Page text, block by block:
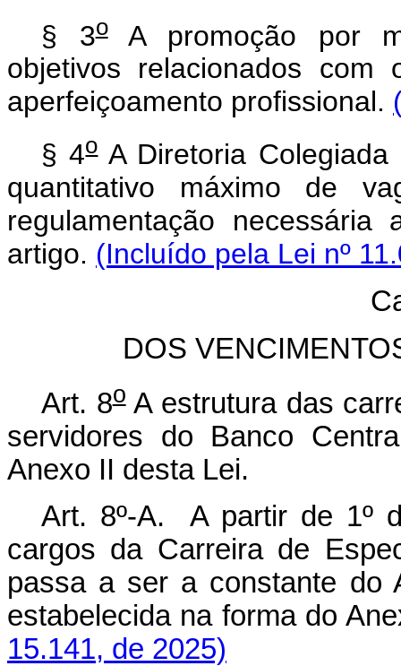
§ 3oA promoção por
objetivos relacionados
aperfeiçoamento profissional.
§ 4oA Diretoria
quantitativo máximo de
regulamentação
artigo. (Incluído pela Lei nº
DOS
Art. 8oA estrutura das
servidores do Banco
Anexo II desta Lei.
Art. 8º-A. A partir de 1º
cargos da Carreira de
passa a ser a constante do
estabelecida na forma do
15.141, de 2025)